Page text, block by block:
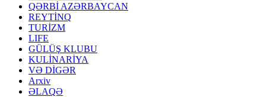
QƏRBİ AZƏRBAYCAN
REYTİNQ
TURİZM
LIFE
GÜLÜŞ KLUBU
KULİNARİYA
VƏ DİGƏR
Arxiv
ƏLAQƏ